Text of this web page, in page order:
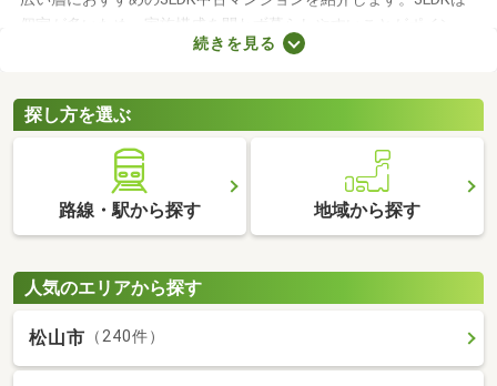
個室が多いため、家族構成を問わず暮らしやすいことがポイン
ト。寝室・収納部屋・書斎など、家族の希望にあわせて使い方を
実した暮らしを実現できるでしょう。
続きを見る
探し方を選ぶ
路線・駅から探す 地域から探す
人気のエリアから探す
松山市 （240件）